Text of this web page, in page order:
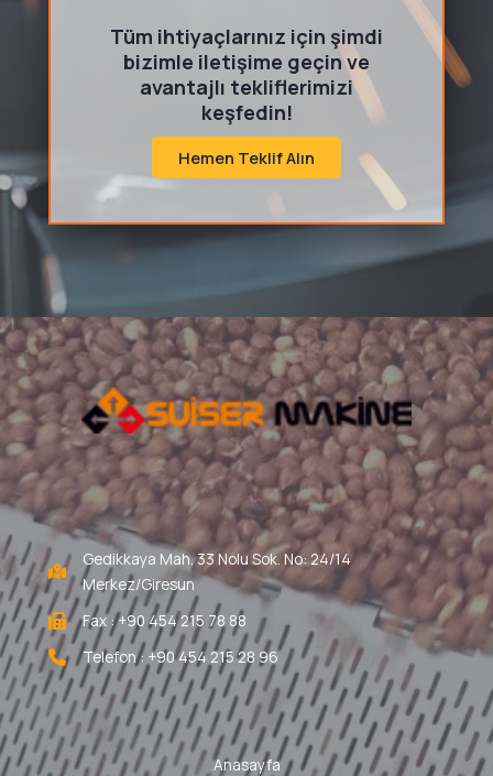
Tüm ihtiyaçlarınız için şimdi
bizimle iletişime geçin ve
avantajlı tekliflerimizi
keşfedin!
Hemen Teklif Alın
Gedikkaya Mah. 33 Nolu Sok. No: 24/14
Merkez/Giresun
Fax : +90 454 215 78 88
Telefon : +90 454 215 28 96
Anasayfa